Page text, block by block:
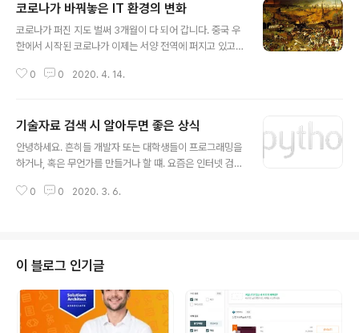
코로나가 바꿔놓은 IT 환경의 변화
코로나가 퍼진 지도 벌써 3개월이 다 되어 갑니다. 중국 우
한에서 시작된 코로나가 이제는 서양 전역에 퍼지고 있고,
도 불구하고 당연히 조심해야 하겠죠. IT로 인해서 세상은
말할 수도 없을 정도로 많은 것이 변화해 가고 있는데요. 이
번 코로나는 이러한 IT 환경을 더욱 가속화시킬 수 있는 계
기가 되었지 싶습니다. https://news.joins.com/articl
다"…중국 IT기업들 왜 바빠졌지? 사람 대신 물건을 배달해
0 0 2020. 4. 14.
기술자료 검색 시 알아두면 좋은 상식
안녕하세요. 흔히들 개발자 또는 대학생들이 프로그래밍을
하거나, 혹은 무언가를 만들거나 할 떄. 요즘은 인터넷 검색
는 경우가 많죠. 혹은 책을 구매하거나요. 물론 예전만큼은
으면 자기가 가지고 있는 노하우나 지식이 있으면 그걸 그
냥 아무한테도 알리지 않거나, 혹은 내부 공개만 하고 외부
에 공유하지 않거나. 그런데 오픈소스 커뮤니티가 활성화
되면서 이제는 자기가 개발한 소스를 자유롭게 올리고. 그
것을 토대로 또 다른 좋은 소스가 개발되기도 하고. 사실 P
0 0 2020. 3. 6.
이 블로그 인기글